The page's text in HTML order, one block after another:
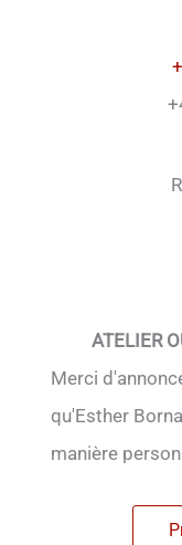
ATELIER
Merci
qu'Esther
manière